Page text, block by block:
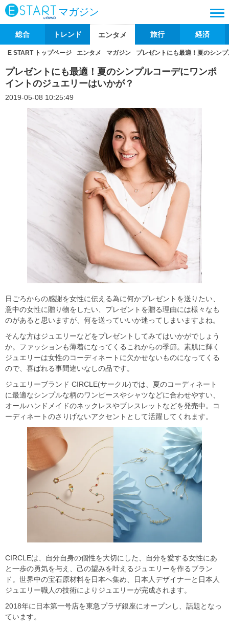
マガジン
総合 トレンド エンタメ 旅行 経済
E START トップページ エンタメ マガジン プレゼントにも最適！夏のシン
プレゼントにも最適！夏のシンプルコーデにワンポ
イントのジュエリーはいかが？
2019-05-08 10:25:49
日ごろからの感謝を女性に伝える為に何かプレゼントを送りたい、
意中の女性に贈り物をしたい、プレゼントを贈る理由には様々なも
のがあると思いますが、何を送っていいか迷ってしまいますよね。
そんな方はジュエリーなどをプレゼントしてみてはいかがでしょう
か。ファッションも薄着になってくるこれからの季節。素肌に輝く
ジュエリーは女性のコーディネートに欠かせないものになってくる
ので、喜ばれる事間違いなしの品です。
ジュエリーブランド CIRCLE(サークル)では、夏のコーディネート
に最適なシンプルな柄のワンピースやシャツなどに合わせやすい、
オールハンドメイドのネックレスやブレスレットなどを発売中。コ
ーディネートのさりげないアクセントとして活躍してくれます。
CIRCLEは、自分自身の個性を大切にした、自分を愛する女性にあ
と一歩の勇気を与え、己の望みを叶えるジュエリーを作るブラン
ド。世界中の宝石原材料を日本へ集め、日本人デザイナーと日本人
ジュエリー職人の技術によりジュエリーが完成されます。
2018年に日本第一号店を東急プラザ銀座にオープンし、話題となっ
ています。